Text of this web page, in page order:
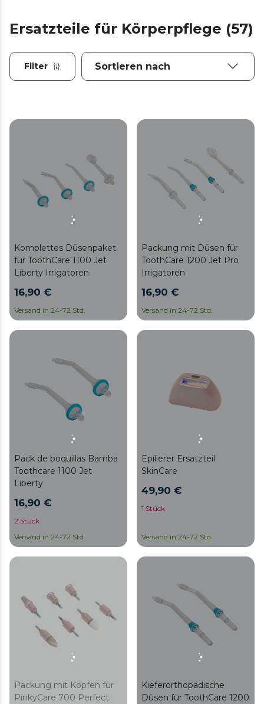
Ersatzteile für Körperpflege (57)
Filter
Komplettes Düsenpaket
für ToothCare 1100 Jet
Liberty Irrigatoren
16,90 €
Versand in 24-72 Std.
Packung mit Düsen für
ToothCare 1200 Jet Pro
Irrigatoren
16,90 €
Versand in 24-72 Std.
Pack de boquillas Bamba
Toothcare 1100 Jet
Liberty
16,90 €
2 Stück
Versand in 24-72 Std.
Epilierer Ersatzteil
SkinCare
49,90 €
1 Stück
Versand in 24-72 Std.
Packung mit Köpfen für
PinkyCare 700 Perfect
Kieferorthopädische
Düsen für ToothCare 1200